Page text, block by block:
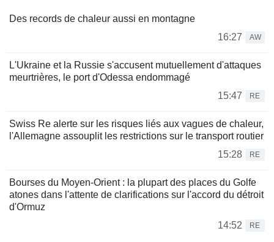
Des records de chaleur aussi en montagne
16:27
AW
L'Ukraine et la Russie s'accusent mutuellement d'attaques
meurtrières, le port d'Odessa endommagé
15:47
RE
Swiss Re alerte sur les risques liés aux vagues de chaleur,
l'Allemagne assouplit les restrictions sur le transport routier
15:28
RE
Bourses du Moyen-Orient : la plupart des places du Golfe
atones dans l'attente de clarifications sur l'accord du détroit
d'Ormuz
14:52
RE